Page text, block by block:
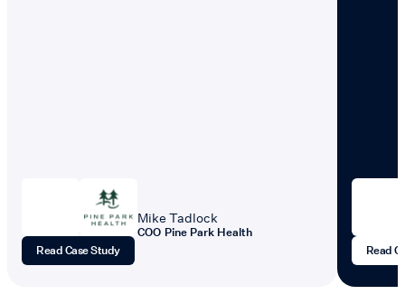
Read Case Study
Mike Tadlock
COO Pine Park Health
Read